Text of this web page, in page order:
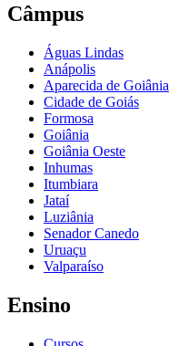
Câmpus
Águas Lindas
Anápolis
Aparecida de Goiânia
Cidade de Goiás
Formosa
Goiânia
Goiânia Oeste
Inhumas
Itumbiara
Jataí
Luziânia
Senador Canedo
Uruaçu
Valparaíso
Ensino